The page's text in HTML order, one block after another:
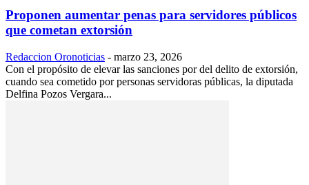
Proponen aumentar penas para servidores públicos
que cometan extorsión
Redaccion Oronoticias - marzo 23, 2026
Con el propósito de elevar las sanciones por del delito de extorsión,
cuando sea cometido por personas servidoras públicas, la diputada
Delfina Pozos Vergara...